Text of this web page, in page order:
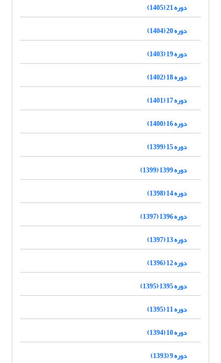
دوره 21 (1405)
دوره 20 (1404)
دوره 19 (1403)
دوره 18 (1402)
دوره 17 (1401)
دوره 16 (1400)
دوره 15 (1399)
دوره 1399 (1399)
دوره 14 (1398)
دوره 1396 (1397)
دوره 13 (1397)
دوره 12 (1396)
دوره 1395 (1395)
دوره 11 (1395)
دوره 10 (1394)
دوره 9 (1393)